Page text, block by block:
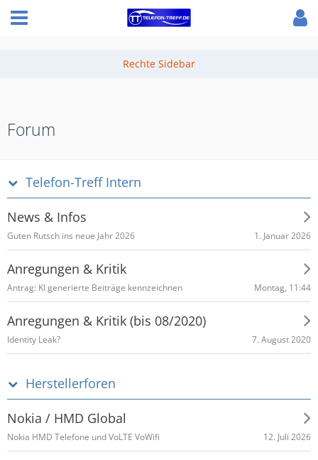
Forum
Telefon-Treff Intern
News & Infos
Guten Rutsch ins neue Jahr 2026 1. Januar 2026
Anregungen & Kritik
Antrag: KI generierte Beiträge kennzeichnen Montag, 11:44
Anregungen & Kritik (bis 08/2020)
Identity Leak? 7. August 2020
Herstellerforen
Nokia / HMD Global
Nokia HMD Telefone und VoLTE VoWifi 12. Juli 2026